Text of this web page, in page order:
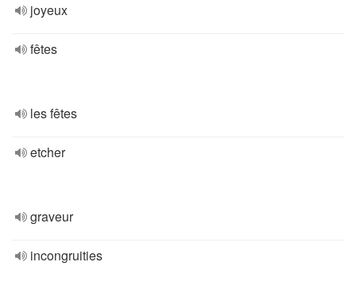
joyeux
fêtes
les fêtes
etcher
graveur
incongruities